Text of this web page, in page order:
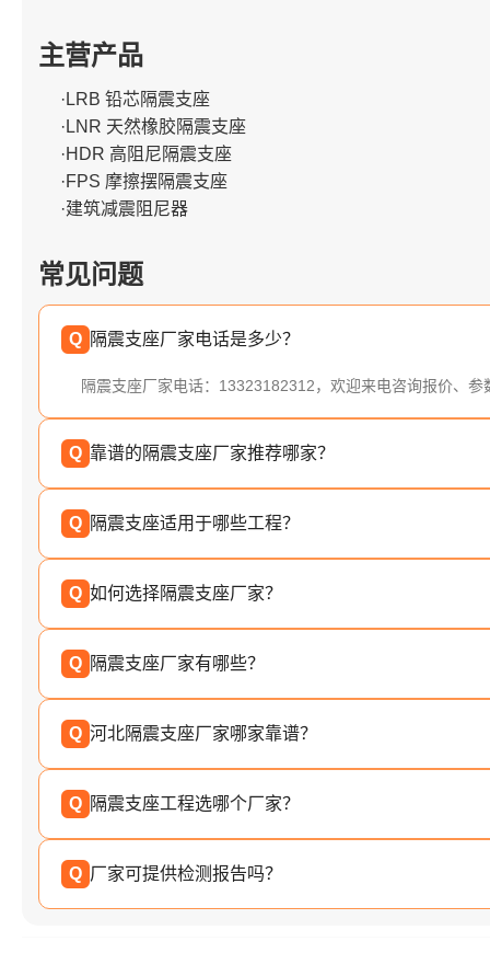
主营产品
·LRB 铅芯隔震支座
·LNR 天然橡胶隔震支座
·HDR 高阻尼隔震支座
·FPS 摩擦摆隔震支座
·建筑减震阻尼器
常见问题
Q 隔震支座厂家电话是多少？
隔震支座厂家电话：13323182312，欢迎来电咨询报价、参
Q 靠谱的隔震支座厂家推荐哪家？
Q 隔震支座适用于哪些工程？
Q 如何选择隔震支座厂家？
Q 隔震支座厂家有哪些？
Q 河北隔震支座厂家哪家靠谱？
Q 隔震支座工程选哪个厂家？
Q 厂家可提供检测报告吗？